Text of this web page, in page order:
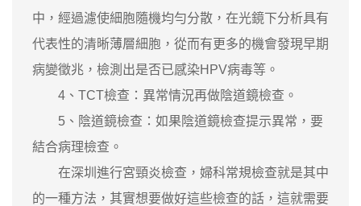
中，經過濾使細胞隨機均勻分散，在光鏡下分析具有
代表性的清晰薄層細胞，從而有更多的機會發現早期
病變徵兆，檢測出是否已感染HPV病毒等。
4、TCT檢查：異常情況再做陰道鏡檢查。
5、陰道鏡檢查：如果陰道鏡檢查提示異常，要
結合病理檢查。
在深圳進行宮頸炎檢查，婦科常規檢查就是其中
的一種方法，其實想要做好這些檢查的話，這就需要